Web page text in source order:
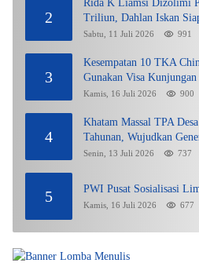
2
Rida K Liamsi Dizolimi
Triliun, Dahlan Iskan
Sabtu, 11 Juli 2026 991
3
Kesempatan 10 TKA
Gunakan Visa
Imigrasi Kepri?
Kamis, 16 Juli 2026 900
4
Khatam Massal TPA
Tahunan, Wujudkan
Senin, 13 Juli 2026 737
5 PWI Pusat Sosialisasi
Kamis, 16 Juli 2026 677